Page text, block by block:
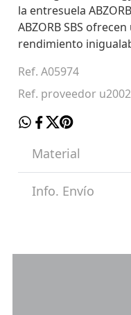
la entresuela
ABZORB SBS
rendimiento
Ref. A05974
Ref. proveedor
Material
Info. Envío